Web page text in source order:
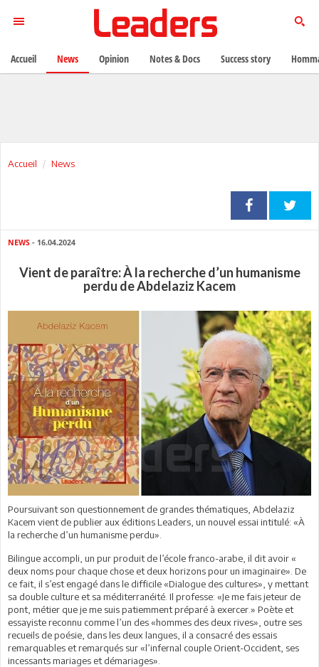
Accueil News
NEWS - 16.04.2024
Vient de paraître: À la recherche d’un humanisme
perdu de Abdelaziz Kacem
Poursuivant son questionnement de grandes thématiques, Abdelaziz
Kacem vient de publier aux éditions Leaders, un nouvel essai intitulé: «À
la recherche d’un humanisme perdu».
Bilingue accompli, un pur produit de l’école franco-arabe, il dit avoir «
deux noms pour chaque chose et deux horizons pour un imaginaire». De
ce fait, il s’est engagé dans le difficile «Dialogue des cultures», y mettant
sa double culture et sa méditerranéité. Il professe: «Je me fais jeteur de
pont, métier que je me suis patiemment préparé à exercer.» Poète et
essayiste reconnu comme l’un des «hommes des deux rives», outre ses
recueils de poésie, dans les deux langues, il a consacré des essais
remarquables et remarqués sur «l’infernal couple Orient-Occident, ses
incessants mariages et démariages».
Accueil News Opinion Notes & Docs Success story